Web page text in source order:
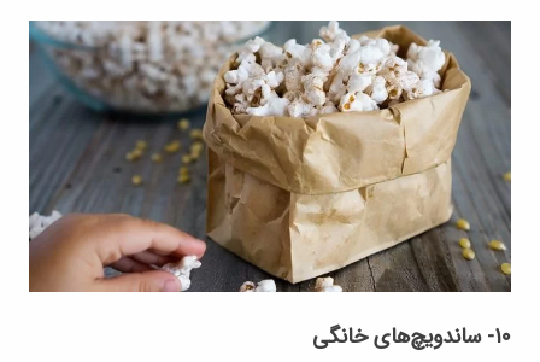
۱۰- ساندویچ‌های خانگی